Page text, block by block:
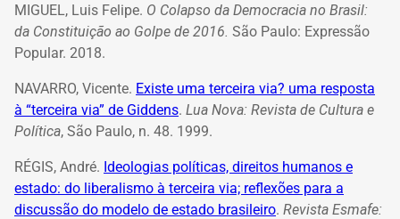
MIGUEL, Luis Felipe. O Colapso da Democracia no Brasil:
da Constituição ao Golpe de 2016. São Paulo: Expressão
Popular. 2018.
NAVARRO, Vicente. Existe uma terceira via? uma resposta
à “terceira via” de Giddens. Lua Nova: Revista de Cultura e
Política, São Paulo, n. 48. 1999.
RÉGIS, André. Ideologias políticas, direitos humanos e
estado: do liberalismo à terceira via; reflexões para a
discussão do modelo de estado brasileiro. Revista Esmafe: